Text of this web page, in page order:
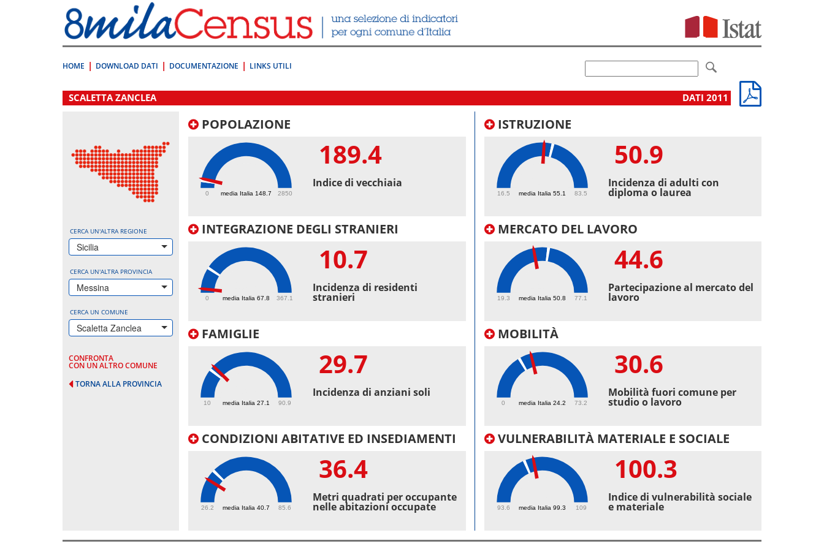
direttamente
a:
Contenuto
HOME DOWNLOAD DATI DOCUMENTAZIONE LINKS UTILI
.
SCALETTA ZANCLEA DATI 2011
CERCA UN'ALTRA REGIONE
Sicilia
CERCA UN'ALTRA PROVINCIA
Messina
CERCA UN COMUNE
Scaletta Zanclea
CONFRONTA
CON UN ALTRO COMUNE
TORNA ALLA PROVINCIA
POPOLAZIONE
media Italia 148.7
0 2850
189.4
Indice di vecchiaia
INTEGRAZIONE DEGLI STRANIERI
media Italia 67.8
0 367.1
10.7
Incidenza di residenti
stranieri
FAMIGLIE
media Italia 27.1
10 90.9
29.7
Incidenza di anziani soli
CONDIZIONI ABITATIVE ED INSEDIAMENTI
media Italia 40.7
26.2 85.6
36.4
Metri quadrati per occupante
nelle abitazioni occupate
ISTRUZIONE
media Italia 55.1
16.5 83.5
50.9
Incidenza di adulti con
diploma o laurea
MERCATO DEL LAVORO
media Italia 50.8
19.3 77.1
44.6
Partecipazione al mercato del
lavoro
MOBILITÀ
media Italia 24.2
0 73.2
30.6
Mobilità fuori comune per
studio o lavoro
VULNERABILITÀ MATERIALE E SOCIALE
media Italia 99.3
93.6 109
100.3
Indice di vulnerabilità sociale
e materiale